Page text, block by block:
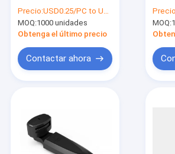
Productos
Sobre nosotros
asistencia a tiempo y
el sistema de control
de acceso llavero,
Precio:USD0.25/PC to USD0.5/PC
MOQ:1000 unidades
Obtenga el último precio
Contactar ahora
RFID
MOQ: